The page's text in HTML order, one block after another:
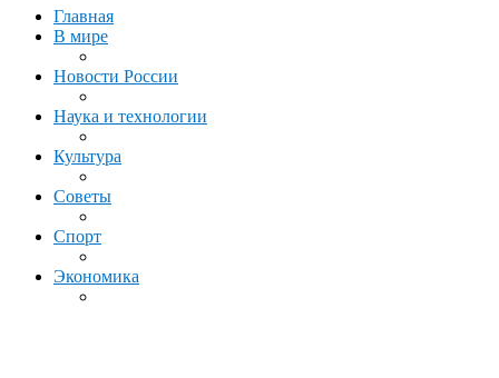
Главная
В мире
Новости России
Наука и технологии
Культура
Советы
Спорт
Экономика